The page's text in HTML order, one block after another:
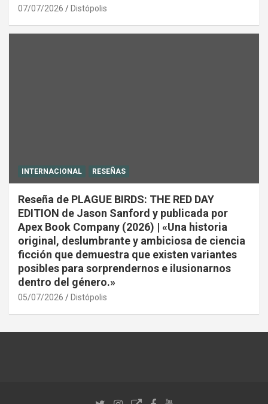
07/07/2026 Distópolis
INTERNACIONAL RESEÑAS
Reseña de PLAGUE BIRDS: THE RED DAY
EDITION de Jason Sanford y publicada por
Apex Book Company (2026) | «Una historia
original, deslumbrante y ambiciosa de ciencia
ficción que demuestra que existen variantes
posibles para sorprendernos e ilusionarnos
dentro del género.»
05/07/2026 Distópolis